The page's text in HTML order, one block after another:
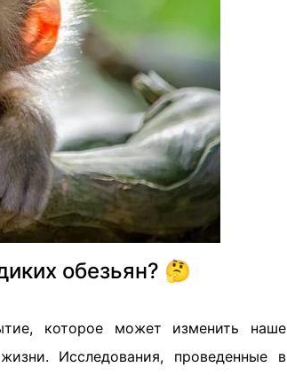
обезьян? 🤔
которое может изменить наше
Исследования, проведенные в